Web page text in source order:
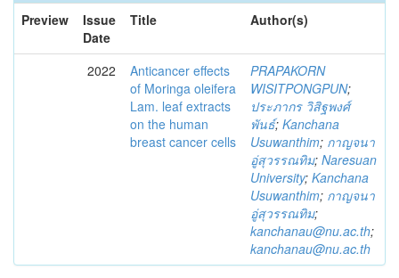
Preview
Issue
Date
Title Author(s)
2022
Anticancer effects
of Moringa oleifera
Lam. leaf extracts
on the human
breast cancer cells
PRAPAKORN
WISITPONGPUN;
ประภากร วิสิฐพงศ์
พันธ์; Kanchana
Usuwanthim; กาญจนา
อู่สุวรรณทิม; Naresuan
University; Kanchana
Usuwanthim; กาญจนา
อู่สุวรรณทิม;
kanchanau@nu.ac.th;
kanchanau@nu.ac.th